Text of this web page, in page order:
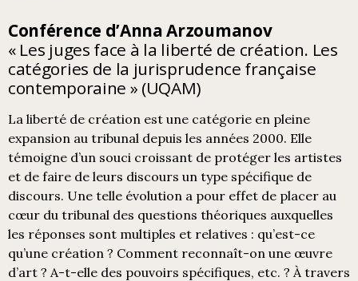
Conférence d’Anna Arzoumanov
« Les juges face à la liberté de création. Les
catégories de la jurisprudence française
contemporaine » (UQAM)
La liberté de création est une catégorie en pleine
expansion au tribunal depuis les années 2000. Elle
témoigne d’un souci croissant de protéger les artistes
et de faire de leurs discours un type spécifique de
discours. Une telle évolution a pour effet de placer au
cœur du tribunal des questions théoriques auxquelles
les réponses sont multiples et relatives : qu’est-ce
qu’une création ? Comment reconnaît-on une œuvre
d’art ? A-t-elle des pouvoirs spécifiques, etc. ? À travers